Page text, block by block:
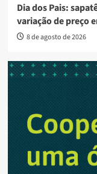
Dia dos Pais:
variação de preço
8 de agosto de 2026